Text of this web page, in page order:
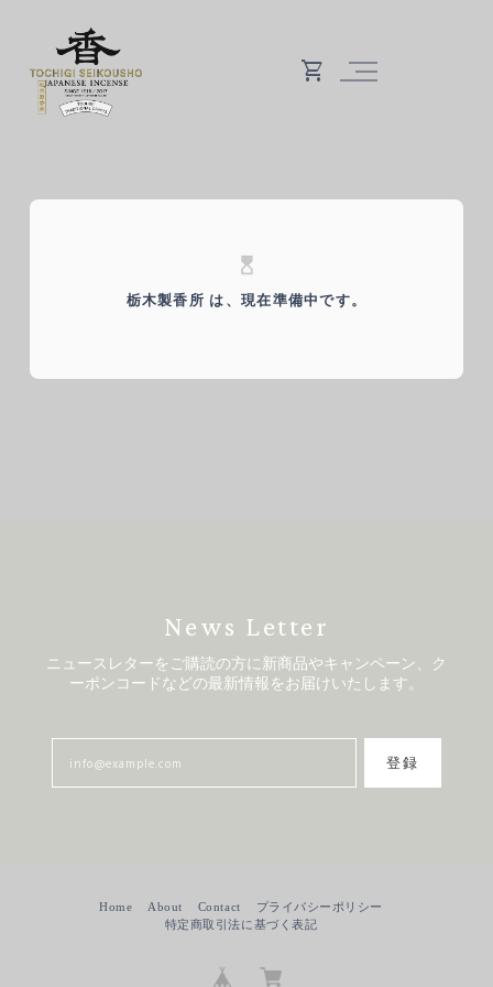
hourglass_top
栃木製香所 は、現在準備中です。
News Letter
ニュースレターをご購読の方に新商品やキャンペーン、ク
ーポンコードなどの最新情報をお届けいたします。
登録
Home About Contact
プライバシーポリシー
特定商取引法に基づく表記